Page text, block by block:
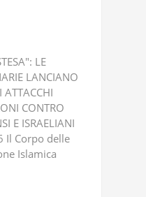
LE
LANCIANO
CONTRO
E ISRAELIANI
Il Corpo delle
Islamica